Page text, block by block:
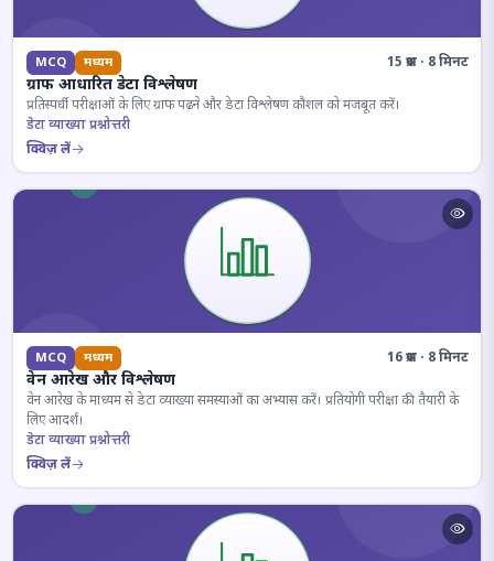
MCQ मध्यम 15 प्रश्न · 8 मिनट
ग्राफ आधारित डेटा विश्लेषण
प्रतिस्पर्धी परीक्षाओं के लिए ग्राफ पढ़ने और डेटा विश्लेषण कौशल को मजबूत करें।
डेटा व्याख्या प्रश्नोत्तरी
क्विज़ लें
MCQ मध्यम 16 प्रश्न · 8 मिनट
वेन आरेख और विश्लेषण
वेन आरेख के माध्यम से डेटा व्याख्या समस्याओं का अभ्यास करें। प्रतियोगी परीक्षा की तैयारी के
लिए आदर्श।
डेटा व्याख्या प्रश्नोत्तरी
क्विज़ लें